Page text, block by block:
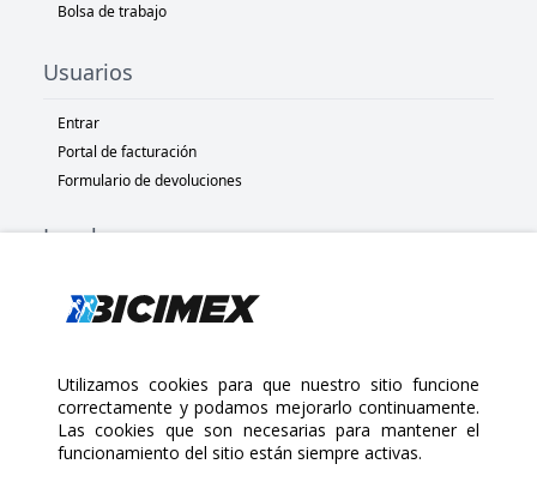
Bolsa de trabajo
Usuarios
Entrar
Portal de facturación
Formulario de devoluciones
Legal
Políticas de privacidad
Políticas de devolución
Copyright 2025 Bicimex®. All rights reserved. Today is Sábado,
Agosto 8, 2026
Utilizamos cookies para que nuestro sitio funcione
correctamente y podamos mejorarlo continuamente.
Las cookies que son necesarias para mantener el
funcionamiento del sitio están siempre activas.